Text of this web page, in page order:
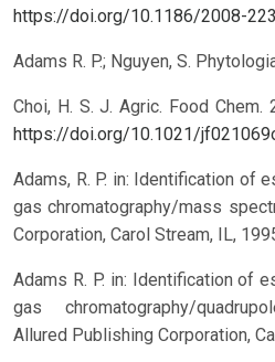
https://doi.org/10.1186/2008-
Adams R. P.; Nguyen, S.
Choi, H. S. J. Agric. Food Chem.
https://doi.org/10.1021/
Adams, R. P. in: Identification of
gas chromatography/mass
Corporation, Carol Stream, IL,
Adams R. P. in: Identification of
gas chromatography/
Allured Publishing Corporation,